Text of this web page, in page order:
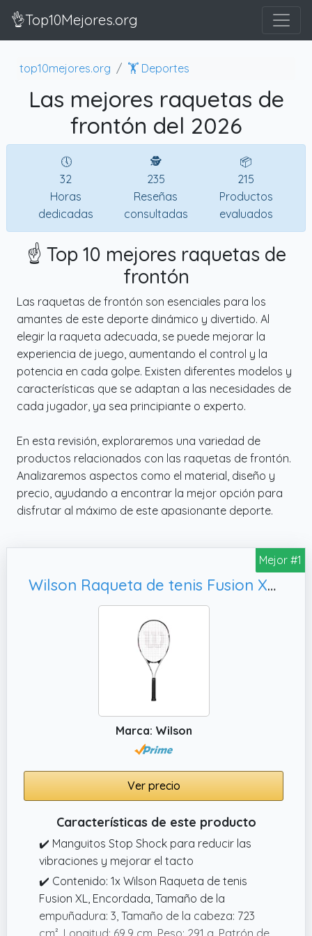
👌Top10Mejores.org
top10mejores.org 🏋️ Deportes
Las mejores raquetas de
frontón del 2026
🕔
32
Horas
dedicadas
🕵
235
Reseñas
consultadas
📦
215
Productos
evaluados
☝️ Top 10 mejores raquetas de
frontón
Las raquetas de frontón son esenciales para los
amantes de este deporte dinámico y divertido. Al
elegir la raqueta adecuada, se puede mejorar la
experiencia de juego, aumentando el control y la
potencia en cada golpe. Existen diferentes modelos y
características que se adaptan a las necesidades de
cada jugador, ya sea principiante o experto.
En esta revisión, exploraremos una variedad de
productos relacionados con las raquetas de frontón.
Analizaremos aspectos como el material, diseño y
precio, ayudando a encontrar la mejor opción para
disfrutar al máximo de este apasionante deporte.
Mejor #1
Wilson Raqueta de tenis Fusion XL,9 cm
Marca: Wilson
Ver precio
Características de este producto
✔️ Manguitos Stop Shock para reducir las
vibraciones y mejorar el tacto
✔️ Contenido: 1x Wilson Raqueta de tenis
Fusion XL, Encordada, Tamaño de la
empuñadura: 3, Tamaño de la cabeza: 723
cm², Longitud: 69,9 cm, Peso: 291 g, Patrón de